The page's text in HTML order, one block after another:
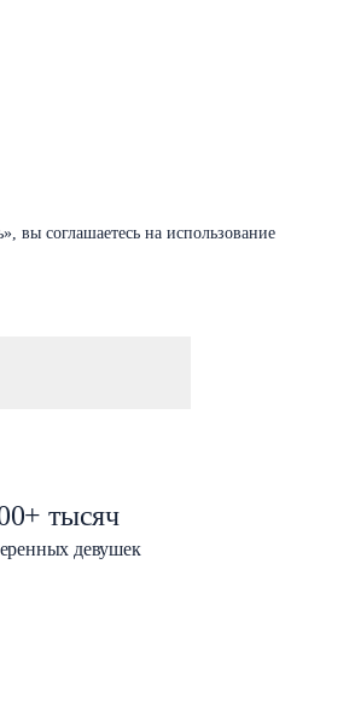
вы соглашаетесь на использование
тысяч
девушек